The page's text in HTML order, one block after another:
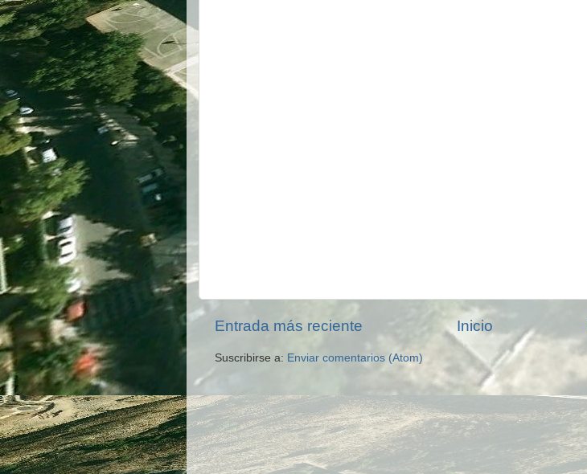
Entrada más reciente Inicio
Suscribirse a: Enviar comentarios (Atom)